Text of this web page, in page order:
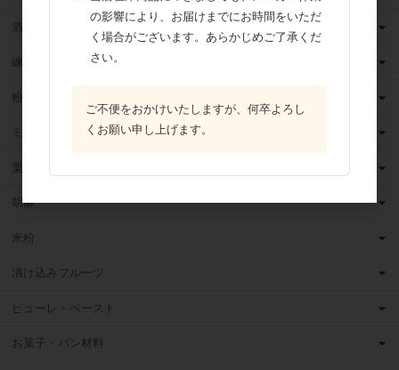
酒類
練乳
粉 乳
ミックス粉
栗・芋・かぼちゃ
胡麻
米粉
漬け込みフルーツ
ピューレ・ペースト
お菓子・パン材料
の影響により、お届けまでにお時間をいただ
く場合がございます。あらかじめご了承くだ
さい。
ご不便をおかけいたしますが、何卒よろし
くお願い申し上げます。